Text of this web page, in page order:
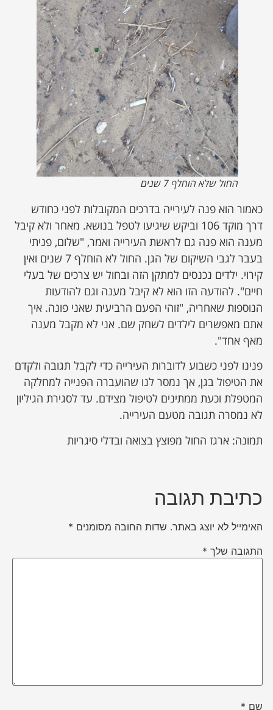
החול שלא הוחלף 7 שנים
כאמור הוא פנה לעירייה בדרכים המקובלות לפני כחודש
דרך מוקד 106 וביקש שיגיעו לטפל בנושא. מאחר ולא קיבל
מענה הוא פנה גם לראשת העירייה ואמר, "שלום, פניתי
בעבר לגבי השיקום של הגן. החול לא הוחלף 7 שנים ואין
קירוי. ילדים נכנסים למתקן הזה ובחול יש צרכים של בעלי
חיים". להודעה הזו הוא לא קיבל מענה וגם להודעות
הנוספות שאחריה, "זוהי הפעם הרביעית שאני פונה. איך
אתם מאפשרים לילדים לשחק שם. אני לא מקבל מענה
מאף אחד".
פנינו לפני כשבוע לדוברות העירייה כדי לקבל תגובה ולקדם
את הטיפול בגן, אך נמסר לנו שהועברה הפנייה למחלקה
המטפלת וכעת ממתינים לטיפול מצידם. עד לסגירת הגיליון
לא נמסרה תגובה מטעם העירייה.
תמונה: ארגז החול מפוצץ בצואה ובדלי סיגריות
כתיבת תגובה
האימייל לא יוצג באתר. שדות החובה מסומנים *
התגובה שלך *
שם *